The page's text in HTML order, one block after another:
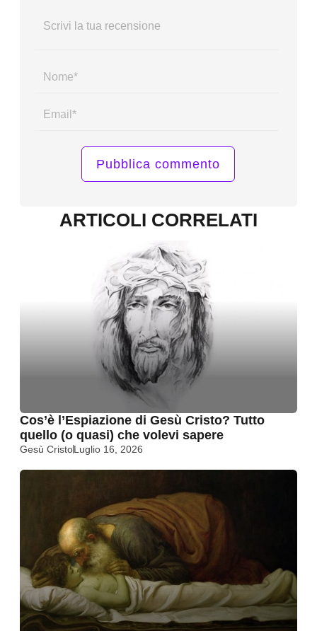
ARTICOLI CORRELATI
Cos’è l’Espiazione di Gesù Cristo? Tutto
quello (o quasi) che volevi sapere
Gesù CristoLuglio 16, 2026